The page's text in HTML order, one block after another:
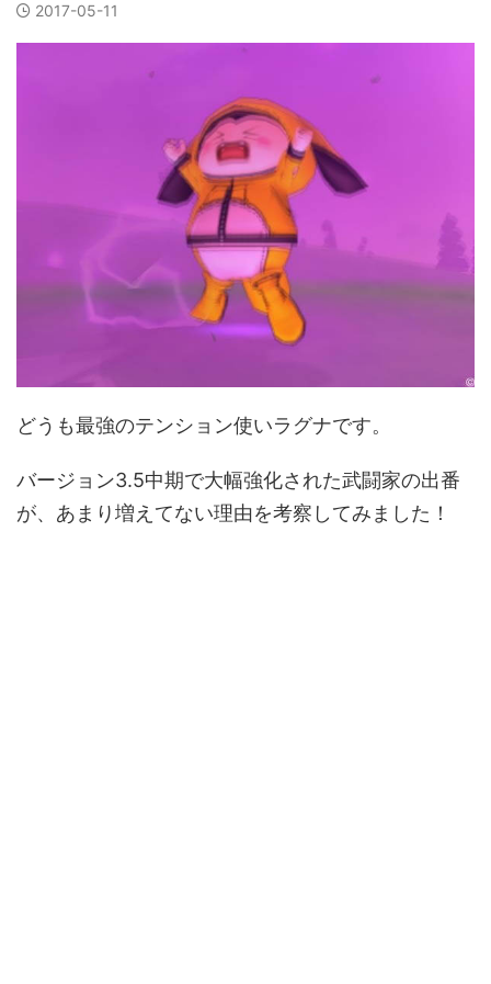
2017-05-11
どうも最強のテンション使いラグナです。
バージョン3.5中期で大幅強化された武闘家の出番
が、あまり増えてない理由を考察してみました！